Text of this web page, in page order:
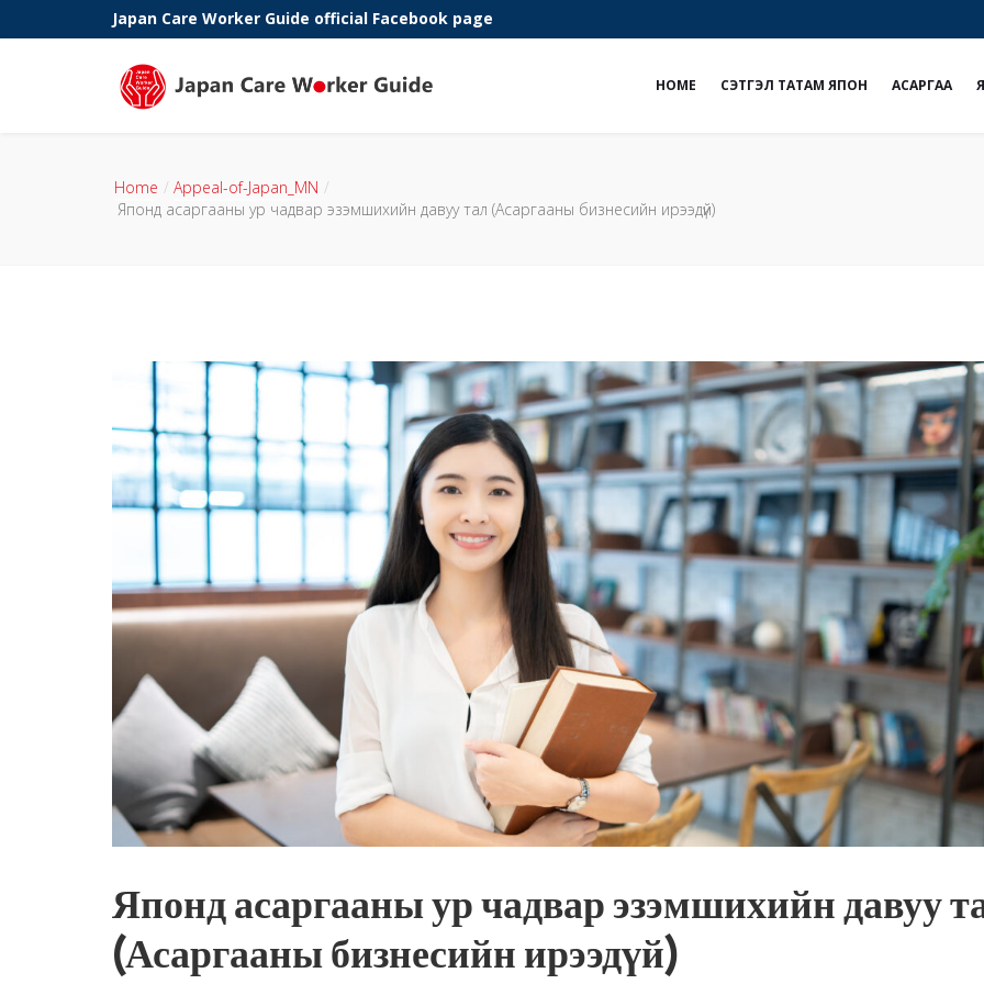
Phone:
Japan Care Worker Guide official Facebook page
НOME СЭТГЭЛ ТАТАМ ЯПОН АСАРГАА
Home
Appeal-of-Japan_MN
Японд асаргааны ур чадвар эзэмшихийн давуу тал (Асаргааны бизнесийн ирээдүй)
Японд асаргааны ур чадвар эзэмшихийн давуу
(Асаргааны бизнесийн ирээдүй)